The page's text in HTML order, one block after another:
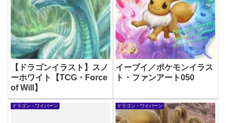
【ドラゴンイラスト】スノ
ーホワイト【TCG・Force
of Will】
イーブイ／ポケモンイラス
ト・ファンアート050
ドラゴン・ワイバーン ドラゴン・ワイバーン